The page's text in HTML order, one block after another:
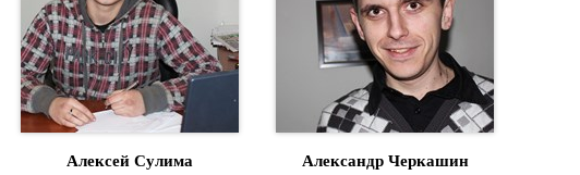
Алексей Сулима Александр Черкашин